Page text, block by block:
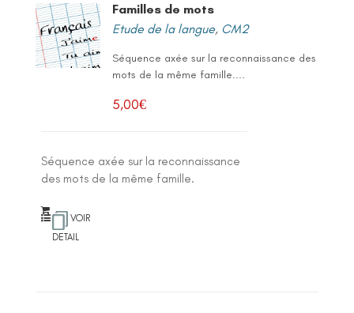
Familles de mots
Etude de la langue, CM2
Séquence axée sur la reconnaissance des
mots de la même famille....
5,00€
Séquence axée sur la reconnaissance
des mots de la même famille.
VOIR
DETAIL